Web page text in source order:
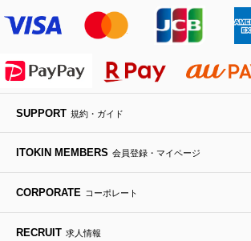
MK MICHEL KLEIN BAG
re:edition project 165
ライダースジャケット
デニムジャケット
ダウンジャケット・コート
その他のコート・ブルゾン
ハンカチ・バンダナ
手袋
チャーム・ストラップ
バックパック・リュック
ボディバッグ・メッセンジャーバッグ
トラベルバッグ
ビジネスバッグ
その他のバッグ
フラットシューズ
ローファー
ドレスシューズ
サンダル・ミュール
その他のシューズ
カサブランカ・カラー
ラナンキュラス
ポプリアレンジ＆フレグランス
その他のアートフラワー
SUPPORT 規約・ガイド
ITOKIN MEMBERS 会員登録・マイページ
CORPORATE コーポレート
RECRUIT 求人情報